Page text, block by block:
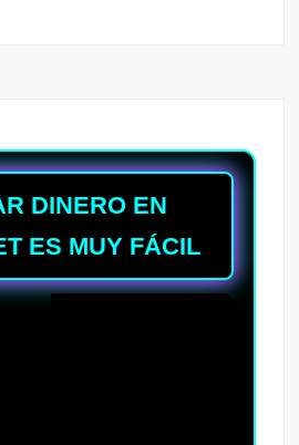
DINERO EN
ES MUY FÁCIL